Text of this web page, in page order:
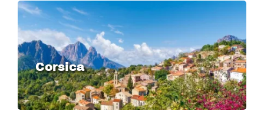
Image
Corsica